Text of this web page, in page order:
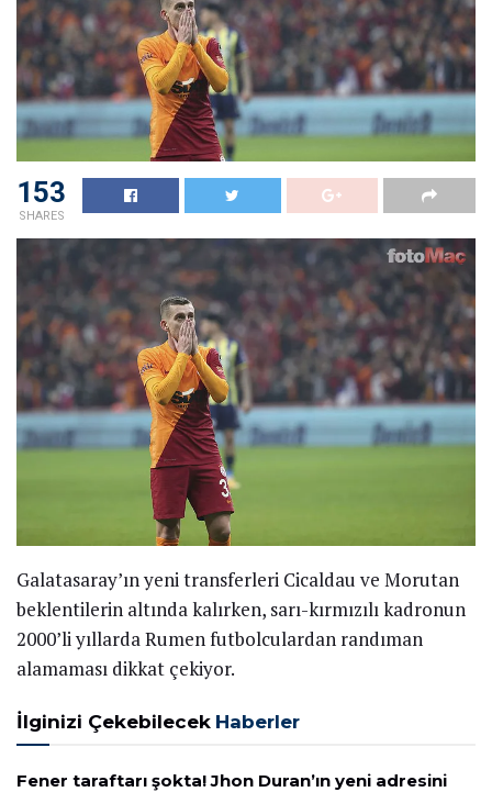
153
SHARES
Galatasaray’ın yeni transferleri Cicaldau ve Morutan
beklentilerin altında kalırken, sarı-kırmızılı kadronun
2000’li yıllarda Rumen futbolculardan randıman
alamaması dikkat çekiyor.
İlginizi Çekebilecek Haberler
Fener taraftarı şokta! Jhon Duran’ın yeni adresini